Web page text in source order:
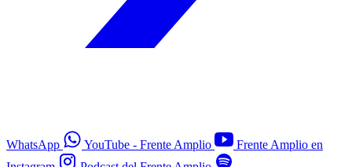
WhatsApp YouTube - Frente Amplio
Frente Amplio en